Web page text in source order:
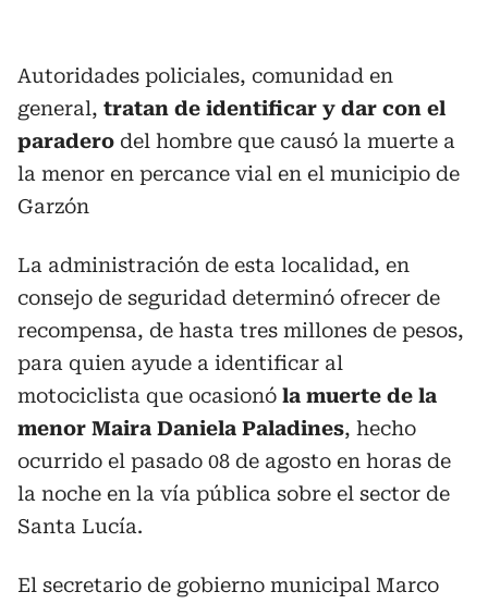
Autoridades policiales, comunidad en
general, tratan de identificar y dar con el
paradero del hombre que causó la muerte a
la menor en percance vial en el municipio de
Garzón
La administración de esta localidad, en
consejo de seguridad determinó ofrecer de
recompensa, de hasta tres millones de pesos,
para quien ayude a identificar al
motociclista que ocasionó la muerte de la
menor Maira Daniela Paladines, hecho
ocurrido el pasado 08 de agosto en horas de
la noche en la vía pública sobre el sector de
Santa Lucía.
El secretario de gobierno municipal Marco